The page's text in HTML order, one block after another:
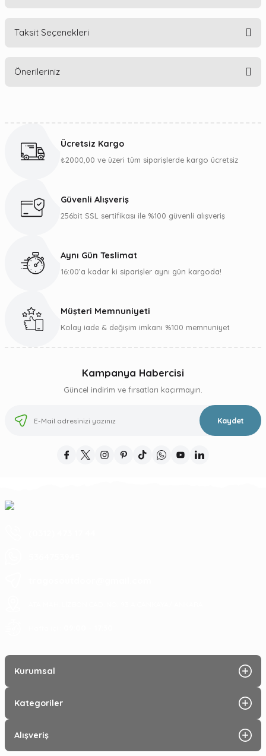
Taksit Seçenekleri
Önerileriniz
Görüş ve önerileriniz için teşekkür ederiz.
Ürün bilgilerinde hatalar bulunuyor.
Gönder
Ücretsiz Kargo
₺2000,00 ve üzeri tüm siparişlerde kargo ücretsiz
Güvenli Alışveriş
256bit SSL sertifikası ile %100 güvenli alışveriş
Aynı Gün Teslimat
16:00’a kadar ki siparişler aynı gün kargoda!
Müşteri Memnuniyeti
Kolay iade & değişim imkanı %100 memnuniyet
Kampanya Habercisi
Güncel indirim ve fırsatları kaçırmayın.
Kaydet
Kurumsal
Kategoriler
Alışveriş